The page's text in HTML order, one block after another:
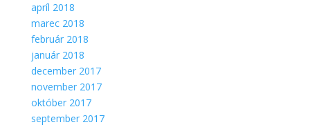
apríl 2018
marec 2018
február 2018
január 2018
december 2017
november 2017
október 2017
september 2017